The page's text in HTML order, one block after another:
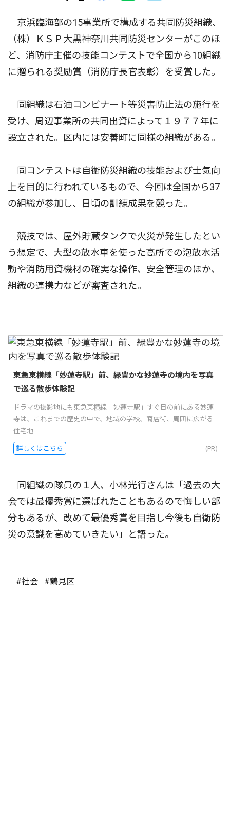
京浜臨海部の15事業所で構成する共同防災組織、
（株）ＫＳＰ大黒神奈川共同防災センターがこのほ
ど、消防庁主催の技能コンテストで全国から10組織
に贈られる奨励賞（消防庁長官表彰）を受賞した。
同組織は石油コンビナート等災害防止法の施行を
受け、周辺事業所の共同出資によって１９７７年に
設立された。区内には安善町に同様の組織がある。
同コンテストは自衛防災組織の技能および士気向
上を目的に行われているもので、今回は全国から37
の組織が参加し、日頃の訓練成果を競った。
競技では、屋外貯蔵タンクで火災が発生したとい
う想定で、大型の放水車を使った高所での泡放水活
動や消防用資機材の確実な操作、安全管理のほか、
組織の連携力などが審査された。
東急東横線「妙蓮寺駅」前、緑豊かな妙蓮寺の境内を写真
で巡る散歩体験記
ドラマの撮影地にも東急東横線「妙蓮寺駅」すぐ目の前にある妙蓮
寺は、これまでの歴史の中で、地域の学校、商店街、周囲に広がる
住宅地...
詳しくはこちら (PR)
同組織の隊員の１人、小林光行さんは「過去の大
会では最優秀賞に選ばれたこともあるので悔しい部
分もあるが、改めて最優秀賞を目指し今後も自衛防
災の意識を高めていきたい」と語った。
#社会 #鶴見区